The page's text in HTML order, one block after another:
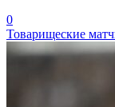
0
Товарищеские